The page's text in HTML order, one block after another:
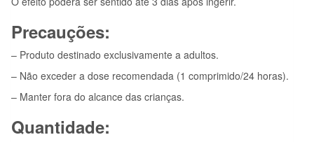
Precauções:
– Produto destinado exclusivamente a adultos.
– Não exceder a dose recomendada (1 comprimido/24 horas).
– Manter fora do alcance das crianças.
Quantidade: